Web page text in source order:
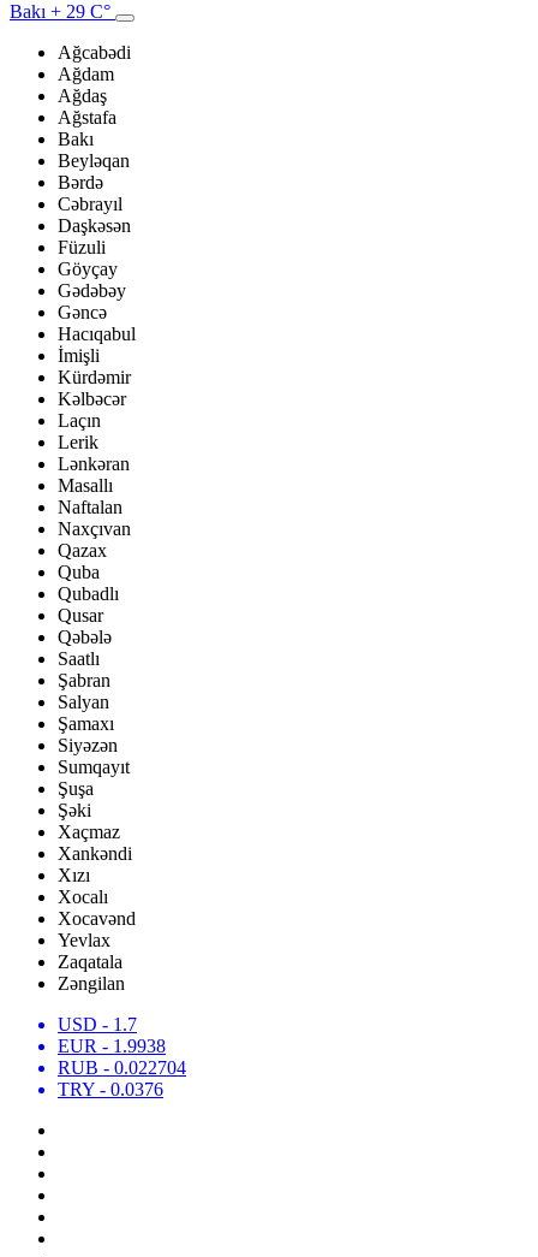
Bakı + 29 C°
Ağcabədi
Ağdam
Ağdaş
Ağstafa
Bakı
Beyləqan
Bərdə
Cəbrayıl
Daşkəsən
Füzuli
Göyçay
Gədəbəy
Gəncə
Hacıqabul
İmişli
Kürdəmir
Kəlbəcər
Laçın
Lerik
Lənkəran
Masallı
Naftalan
Naxçıvan
Qazax
Quba
Qubadlı
Qusar
Qəbələ
Saatlı
Şabran
Salyan
Şamaxı
Siyəzən
Sumqayıt
Şuşa
Şəki
Xaçmaz
Xankəndi
Xızı
Xocalı
Xocavənd
Yevlax
Zaqatala
Zəngilan
USD - 1.7
EUR - 1.9938
RUB - 0.022704
TRY - 0.0376